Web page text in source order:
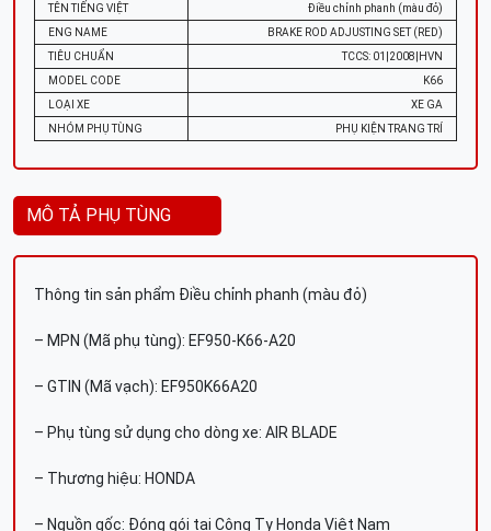
TÊN TIẾNG VIỆT
Điều chỉnh phanh (màu đỏ)
ENG NAME
BRAKE ROD ADJUSTING SET (RED)
TIÊU CHUẨN
TCCS: 01|2008|HVN
MODEL CODE
K66
LOẠI XE
XE GA
NHÓM PHỤ TÙNG
PHỤ KIỆN TRANG TRÍ
MÔ TẢ PHỤ TÙNG
Thông tin sản phẩm Điều chỉnh phanh (màu đỏ)
– MPN (Mã phụ tùng): EF950-K66-A20
– GTIN (Mã vạch): EF950K66A20
– Phụ tùng sử dụng cho dòng xe: AIR BLADE
– Thương hiệu: HONDA
– Nguồn gốc: Đóng gói tại Công Ty Honda Việt Nam